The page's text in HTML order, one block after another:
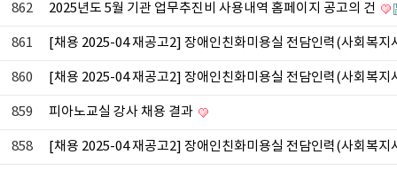
862 2025년도 5월 기관 업무추진비 사용내역 홈페이지 공고의 건
861 [채용 2025-04 재공고2] 장애인친화미용실 전담인력(사회복
860 [채용 2025-04 재공고2] 장애인친화미용실 전담인력(사회복
859 피아노교실 강사 채용 결과
858 [채용 2025-04 재공고2] 장애인친화미용실 전담인력(사회복